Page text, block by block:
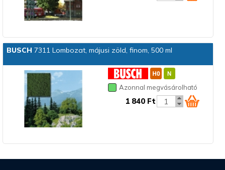
BUSCH 7311 Lombozat, májusi zöld, finom, 500 ml
Azonnal megvásárolható
1 840 Ft